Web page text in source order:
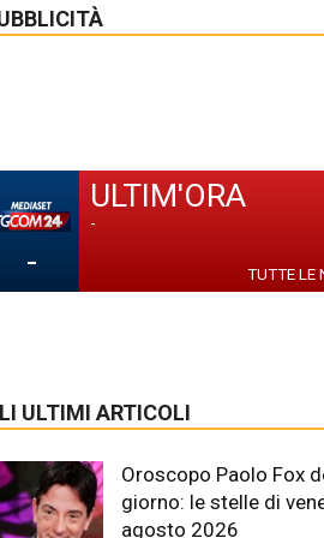
-
ULTIM'ORA
-
TUTTE LE
ULTIMI ARTICOLI
Oroscopo Paolo Fox
giorno: le stelle di
agosto 2026